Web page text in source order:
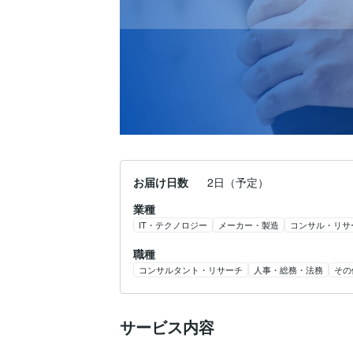
お届け日数
2日（予定）
業種
IT・テクノロジー メーカー・製造 コンサル・リ
職種
コンサルタント・リサーチ 人事・総務・法務 そ
サービス内容